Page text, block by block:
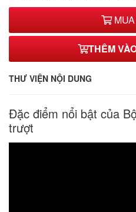
MUA
THÊM
THƯ VIỆN NỘI DUNG
Đặc điểm nổi bật của
trượt